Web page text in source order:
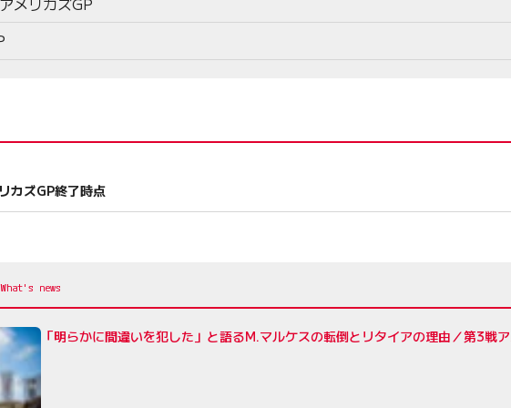
カズGP終了時点
「明らかに間違いを犯した」と語るM.マルケスの転倒とリタイアの理由／第3戦